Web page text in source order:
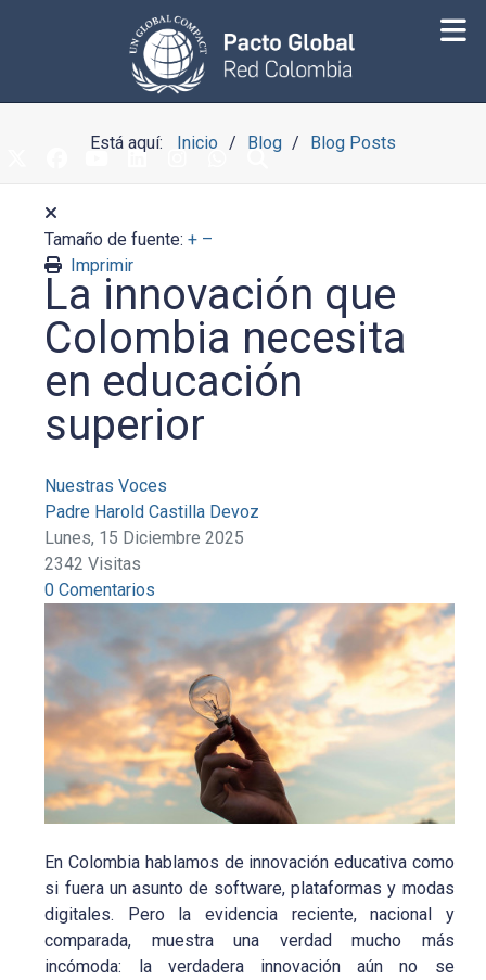
Está aquí: Inicio Blog Blog Posts
Tamaño de fuente: + –
Imprimir
La innovación que
Colombia necesita
en educación
superior
Nuestras Voces
Padre Harold Castilla Devoz
Lunes, 15 Diciembre 2025
2342 Visitas
0 Comentarios
En Colombia hablamos de innovación educativa como
si fuera un asunto de software, plataformas y modas
digitales. Pero la evidencia reciente, nacional y
comparada, muestra una verdad mucho más
incómoda: la verdadera innovación aún no se